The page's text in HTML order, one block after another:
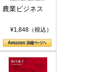
農業ビジネス
¥1,848（税込）